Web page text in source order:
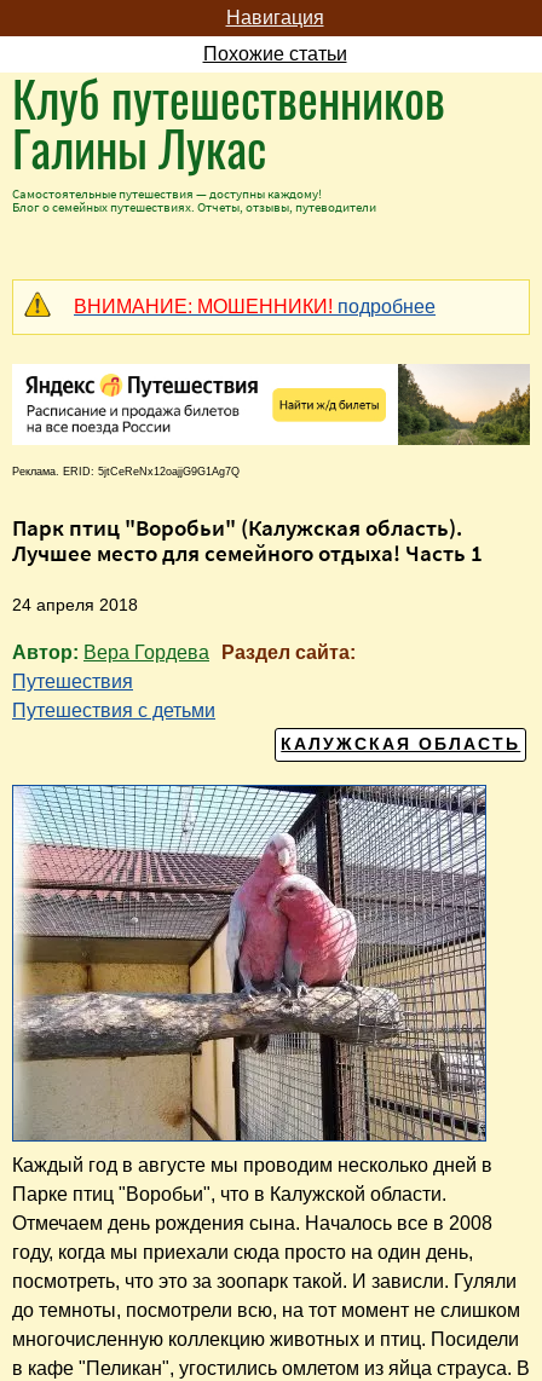
Навигация
Похожие статьи
Клуб путешественников
Галины Лукас
Самостоятельные путешествия — доступны каждому!
Блог о семейных путешествиях. Отчеты, отзывы, путеводители
ВНИМАНИЕ: МОШЕННИКИ! подробнее
Реклама. ERID: 5jtCeReNx12oajjG9G1Ag7Q
Парк птиц "Воробьи" (Калужская область).
Лучшее место для семейного отдыха! Часть 1
24 апреля 2018
Автор: Вера Гордева
Раздел сайта:
Путешествия
Путешествия с детьми
КАЛУЖСКАЯ ОБЛАСТЬ
Каждый год в августе мы проводим несколько дней в
Парке птиц "Воробьи", что в Калужской области.
Отмечаем день рождения сына. Началось все в 2008
году, когда мы приехали сюда просто на один день,
посмотреть, что это за зоопарк такой. И зависли. Гуляли
до темноты, посмотрели всю, на тот момент не слишком
многочисленную коллекцию животных и птиц. Посидели
в кафе "Пеликан", угостились омлетом из яйца страуса. В